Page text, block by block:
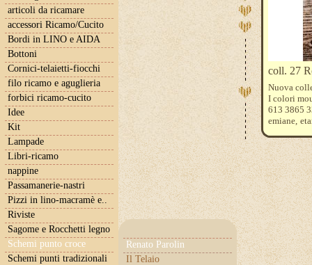
articoli da ricamare
accessori Ricamo/Cucito
Bordi in LINO e AIDA
Bottoni
Cornici-telaietti-fiocchi
filo ricamo e aguglieria
forbici ricamo-cucito
Idee
Kit
Lampade
Libri-ricamo
nappine
Passamanerie-nastri
Pizzi in lino-macramè e..
Riviste
Sagome e Rocchetti legno
Schemi punto croce
Renato Parolin
Il Telaio
Schemi punti tradizionali
coll. 27
Nuova
I colori
613 3865
emiane,